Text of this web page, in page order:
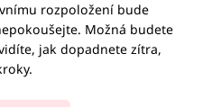
rozpoložení bude
Možná budete
jak dopadnete zítra,